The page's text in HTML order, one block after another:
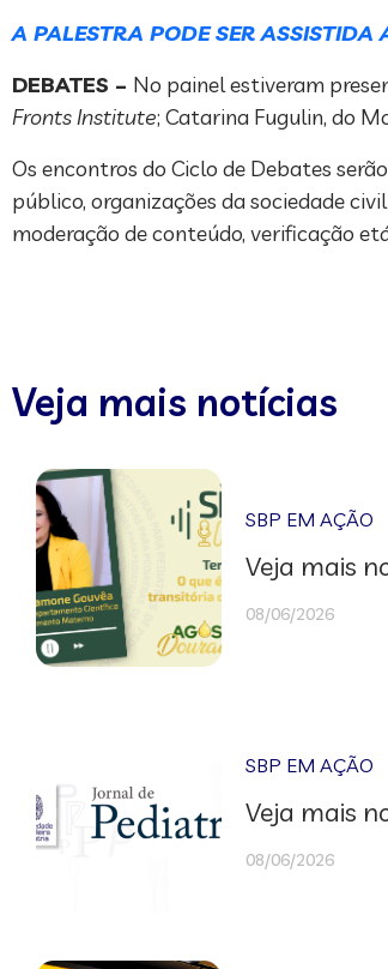
A PALESTRA PODE SER ASSISTIDA
DEBATES – No painel estiveram
Fronts Institute; Catarina Fugulin, do
Os encontros do Ciclo de Debates
público, organizações da sociedade
moderação de conteúdo, verificação
Veja mais notícias
SBP EM AÇÃO
Veja mais
08/06/2026
SBP EM AÇÃO
Veja mais
08/06/2026